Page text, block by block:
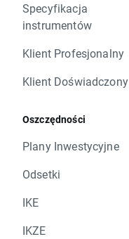
Specyfikacja
instrumentów
Klient Profesjonalny
Klient Doświadczony
Oszczędności
Plany Inwestycyjne
Odsetki
IKE
IKZE